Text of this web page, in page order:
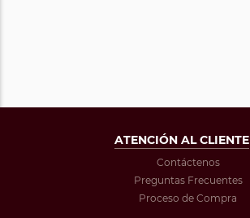
ATENCIÓN AL CLIENTE
Contáctenos
Preguntas Frecuentes
Proceso de Compra